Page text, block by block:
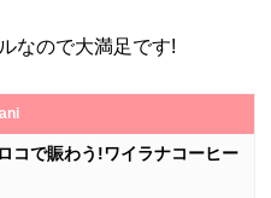
なので大満足です!
コで賑わう!ワイラナコーヒー